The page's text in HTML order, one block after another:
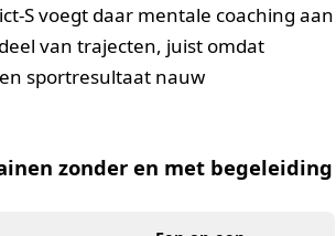
S voegt daar mentale coaching aan
van trajecten, juist omdat
sportresultaat nauw
zonder en met begeleiding